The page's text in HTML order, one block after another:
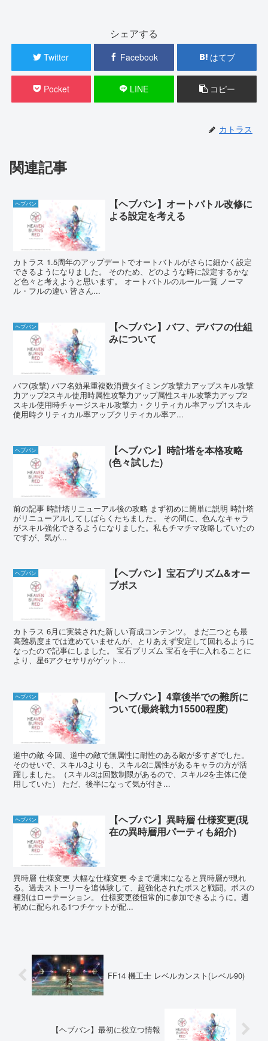
シェアする
Twitter Facebook はてブ
Pocket LINE コピー
カトラス
関連記事
ヘブバン
【ヘブバン】オートバトル改修に
よる設定を考える
カトラス 1.5周年のアップデートでオートバトルがさらに細かく設定
できるようになりました。 そのため、どのような時に設定するかな
ど色々と考えようと思います。 オートバトルのルール一覧 ノーマ
ル・フルの違い 皆さん...
ヘブバン
【ヘブバン】バフ、デバフの仕組
みについて
バフ(攻撃) バフ名効果重複数消費タイミング攻撃力アップスキル攻撃
力アップ2スキル使用時属性攻撃力アップ属性スキル攻撃力アップ2
スキル使用時チャージスキル攻撃力・クリティカル率アップ1スキル
使用時クリティカル率アップクリティカル率ア...
ヘブバン
【ヘブバン】時計塔を本格攻略
(色々試した)
前の記事 時計塔リニューアル後の攻略 まず初めに簡単に説明 時計塔
がリニューアルしてしばらくたちました。 その間に、色んなキャラ
がスキル強化できるようになりました。私もチマチマ攻略していたの
ですが、気が...
ヘブバン
【ヘブバン】宝石プリズム&オー
ブボス
カトラス 6月に実装された新しい育成コンテンツ。 まだ二つとも最
高難易度までは進めていませんが、とりあえず安定して回れるように
なったので記事にしました。 宝石プリズム 宝石を手に入れることに
より、星6アクセサリがゲット...
ヘブバン
【ヘブバン】4章後半での難所に
ついて(最終戦力15500程度)
道中の敵 今回、道中の敵で無属性に耐性のある敵が多すぎでした。
そのせいで、スキル3よりも、スキル2に属性があるキャラの方が活
躍しました。（スキル3は回数制限があるので、スキル2を主体に使
用していた） ただ、後半になって気が付き...
ヘブバン
【ヘブバン】異時層 仕様変更(現
在の異時層用パーティも紹介)
異時層 仕様変更 大幅な仕様変更 今まで週末になると異時層が現れ
る。過去ストーリーを追体験して、超強化されたボスと戦闘。ボスの
種別はローテーション。 仕様変更後恒常的に参加できるように。週
初めに配られる1つチケットが配...
FF14 機工士 レベルカンスト(レベル90)
【ヘブバン】最初に役立つ情報